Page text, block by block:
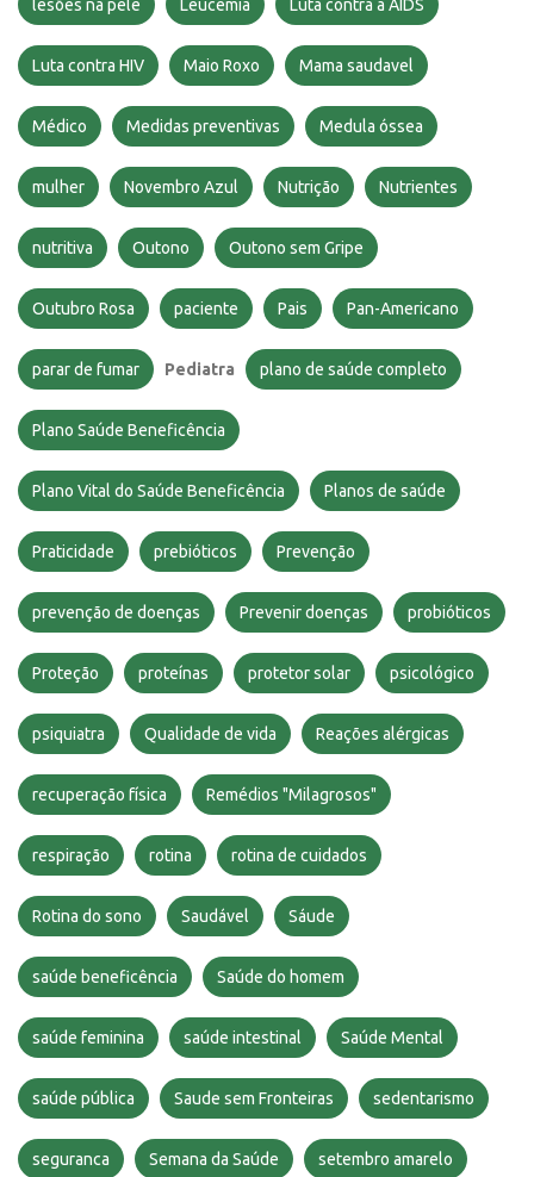
lesões na pele Leucemia Luta contra a AIDS
Luta contra HIV Maio Roxo Mama saudavel
Médico Medidas preventivas Medula óssea
mulher Novembro Azul Nutrição Nutrientes
nutritiva Outono Outono sem Gripe
Outubro Rosa paciente Pais Pan-Americano
parar de fumar Pediatra plano de saúde completo
Plano Saúde Beneficência
Plano Vital do Saúde Beneficência Planos de saúde
Praticidade prebióticos Prevenção
prevenção de doenças Prevenir doenças probióticos
Proteção proteínas protetor solar psicológico
psiquiatra Qualidade de vida Reações alérgicas
recuperação física Remédios "Milagrosos"
respiração rotina rotina de cuidados
Rotina do sono Saudável Sáude
saúde beneficência Saúde do homem
saúde feminina saúde intestinal Saúde Mental
saúde pública Saude sem Fronteiras sedentarismo
seguranca Semana da Saúde setembro amarelo